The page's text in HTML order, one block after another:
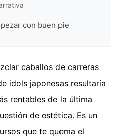
con buen pie
caballos de carreras
idols japonesas resultaría
rentables de la última
de estética. Es un
que te quema el